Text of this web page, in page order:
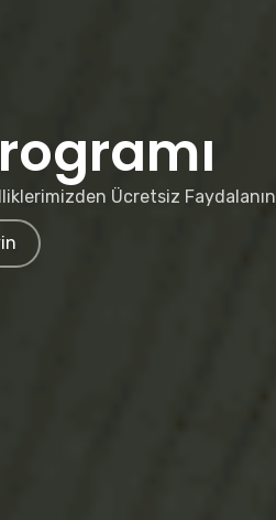
Ücretsiz Faydalanın